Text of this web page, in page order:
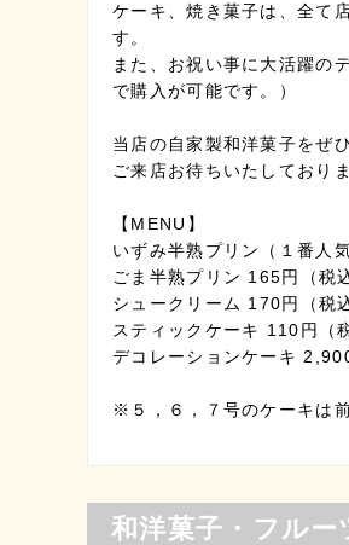
ケーキ、焼き菓子は、全て
す。
また、お祝い事に大活躍の
で購入が可能です。）
当店の自家製和洋菓子をぜ
ご来店お待ちいたしておりま
【MENU】
いずみ半熟プリン（１番人
ごま半熟プリン 165円（税
シュークリーム 170円（税
スティックケーキ 110円（
デコレーションケーキ
※５，６，７号のケーキは
和洋菓子・フルー